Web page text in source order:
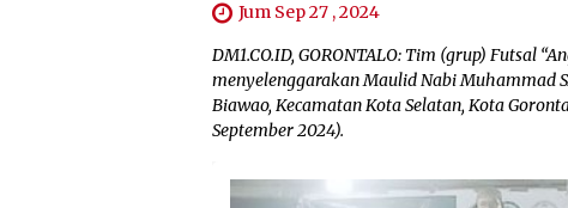
Jum Sep 27 , 2024
DM1.CO.ID, GORONTALO: Tim (grup) Futsal
menyelenggarakan Maulid Nabi Muhammad
Biawao, Kecamatan Kota Selatan, Kota
September 2024).